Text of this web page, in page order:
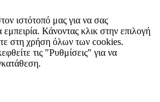
ιστότοπό μας για να σας
Κάνοντας κλικ στην επιλογή
στη χρήση όλων των cookies.
τις "Ρυθμίσεις" για να